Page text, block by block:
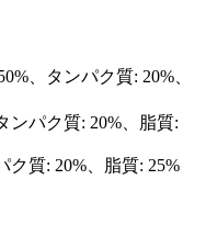
、タンパク質: 20%、
ンパク質: 20%、脂質:
ク質: 20%、脂質: 25%